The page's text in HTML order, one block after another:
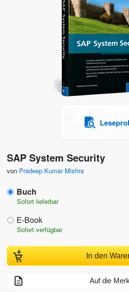
SAP System Security
von Pradeep Kumar Mishra
Buch
Sofort lieferbar
E-Book
Sofort verfügbar
In den
Auf die